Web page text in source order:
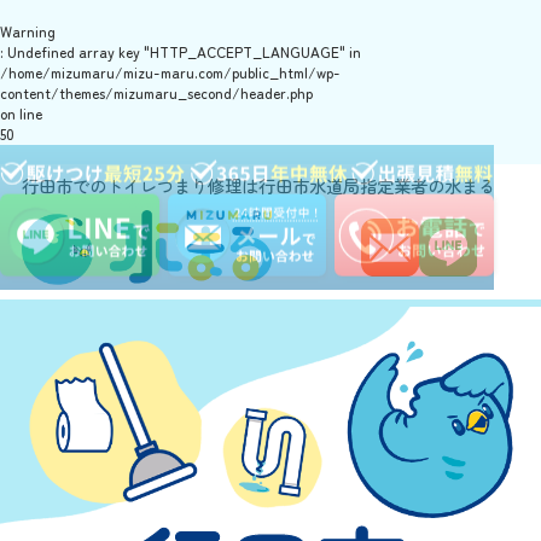
Warning
: Undefined array key "HTTP_ACCEPT_LANGUAGE" in
/home/mizumaru/mizu-maru.com/public_html/wp-
content/themes/mizumaru_second/header.php
on line
50
行田市でのトイレつまり修理は行田市水道局指定業者の水まる